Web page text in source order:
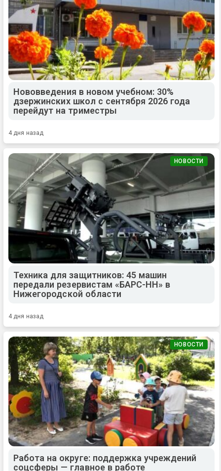
Нововведения в новом учебном: 30%
дзержинских школ с сентября 2026 года
перейдут на триместры
4 дня назад
НОВОСТИ
Техника для защитников: 45 машин
передали резервистам «БАРС-НН» в
Нижегородской области
4 дня назад
НОВОСТИ
Работа на округе: поддержка учреждений
соцсферы — главное в работе